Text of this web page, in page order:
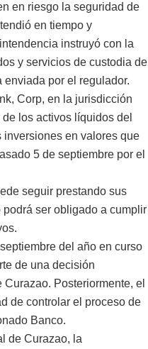
en riesgo la seguridad de
en tiempo y
instruyó con la
y servicios de custodia de
por el regulador.
Corp, en la jurisdicción
los activos líquidos del
inversiones en valores que
5 de septiembre por el
seguir prestando sus
ser obligado a cumplir
del año en curso
de una decisión
Posteriormente, el
de controlar el proceso de
Banco.
de Curazao, la